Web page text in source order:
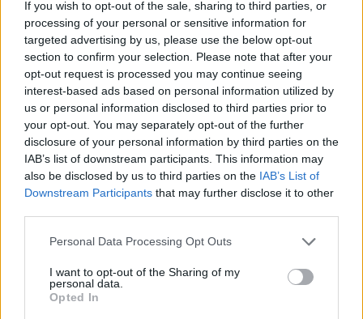
If you wish to opt-out of the sale, sharing to third parties, or
processing of your personal or sensitive information for
targeted advertising by us, please use the below opt-out
section to confirm your selection. Please note that after your
opt-out request is processed you may continue seeing
interest-based ads based on personal information utilized by
us or personal information disclosed to third parties prior to
your opt-out. You may separately opt-out of the further
disclosure of your personal information by third parties on the
IAB’s list of downstream participants. This information may
also be disclosed by us to third parties on the IAB’s List of
Downstream Participants that may further disclose it to other
Personal Data Processing Opt Outs
I want to opt-out of the Sharing of my
personal data.
Opted In
lépő, dízelolajjal működő aggregátorokat,
amelyeknek csak tíz napra elegendő
üzemanyagkészletük van.
A Reuters hírügynökségnek adott interjúban Kotyin azt
mondta, az atomerőmű friss fűtőanyag-utánpótlással
rendelkezik. Nagyon sok pletyka és álhír kering az oroszok
részéről. Ha át akarnának állni egyik beszállítóról a
másikra, akkor annak már csak az előkészítése is
nagyjából három évet venne igénybe - állította az
Enerhoatom elnöke. A Zaporizzsjai erőművet...
A keresett cikk a portfolio.hu hírarchívumához
tartozik, melynek olvasása előfizetéses